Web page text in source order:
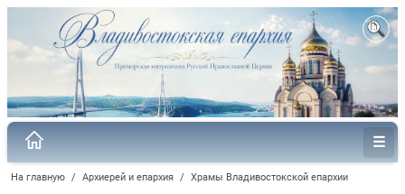
На главную / Архиерей и епархия / Храмы Владивостокской епархии